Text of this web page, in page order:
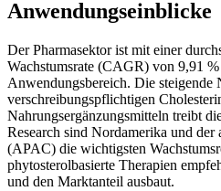
Anwendungseinblicke
Der Pharmasektor ist mit einer
Wachstumsrate (CAGR) von 9,91
Anwendungsbereich. Die steigende
verschreibungspflichtigen
Nahrungsergänzungsmitteln treibt
Research sind Nordamerika und der
(APAC) die wichtigsten
phytosterolbasierte Therapien
und den Marktanteil ausbaut.